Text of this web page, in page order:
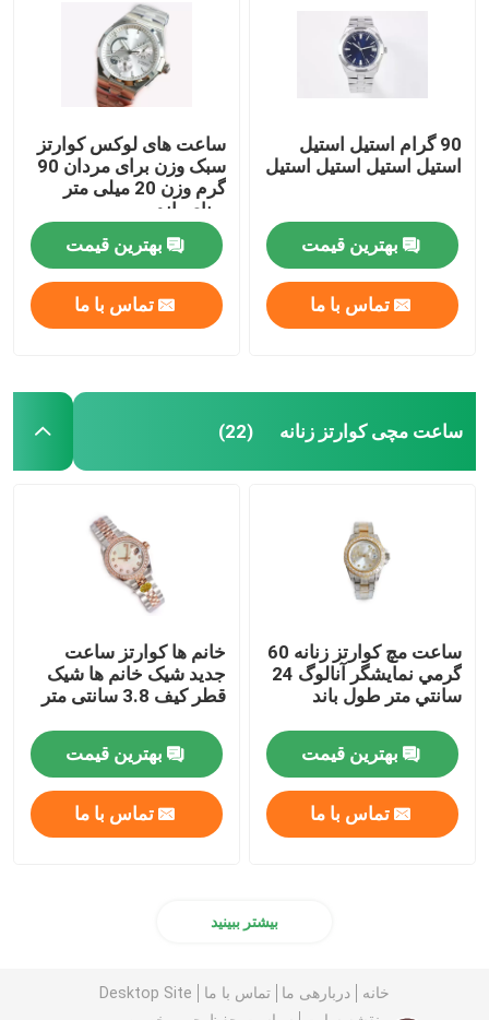
90 گرام استیل استیل
استیل استیل استیل استیل
بهترین قیمت
تماس با ما
ساعت های لوکس کوارتز
سبک وزن برای مردان 90
گرم وزن 20 میلی متر
پهنای باند
بهترین قیمت
تماس با ما
ساعت مچی کوارتز زنانه (22)
ساعت مچ کوارتز زنانه 60
گرمي نمايشگر آنالوگ 24
سانتي متر طول باند
بهترین قیمت
تماس با ما
خانم ها کوارتز ساعت
جدید شیک خانم ها شیک
قطر کیف 3.8 سانتی متر
بهترین قیمت
تماس با ما
بیشتر ببینید
خانه دربارهی ما تماس با ما
Desktop Site